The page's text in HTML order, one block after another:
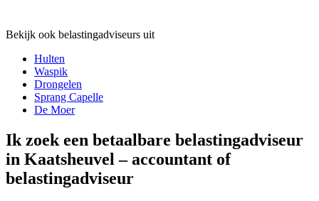
Bekijk ook belastingadviseurs uit
Hulten
Waspik
Drongelen
Sprang Capelle
De Moer
Ik zoek een betaalbare belastingadviseur
in Kaatsheuvel – accountant of
belastingadviseur